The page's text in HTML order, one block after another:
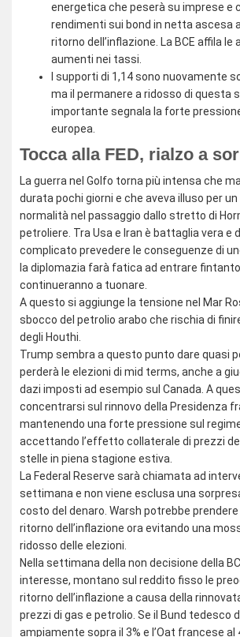
energetica che peserà su imprese e
rendimenti sui bond in netta ascesa
ritorno dell’inflazione. La BCE affila le
aumenti nei tassi.
I supporti di 1,14 sono nuovamente
ma il permanere a ridosso di questa
importante segnala la forte
europea.
Tocca alla FED, rialzo a
La guerra nel Golfo torna più intensa che
durata pochi giorni e che aveva illuso per
normalità nel passaggio dallo stretto di
petroliere. Tra Usa e Iran è battaglia vera e
complicato prevedere le conseguenze di
la diplomazia farà fatica ad entrare
continueranno a tuonare.
A questo si aggiunge la tensione nel Mar
sbocco del petrolio arabo che rischia di
degli Houthi.
Trump sembra a questo punto dare quasi
perderà le elezioni di mid terms, anche a
dazi imposti ad esempio sul Canada. A
concentrarsi sul rinnovo della Presidenza
mantenendo una forte pressione sul
accettando l’effetto collaterale di prezzi
stelle in piena stagione estiva.
La Federal Reserve sarà chiamata ad
settimana e non viene esclusa una
costo del denaro. Warsh potrebbe
ritorno dell’inflazione ora evitando una
ridosso delle elezioni.
Nella settimana della non decisione della
interesse, montano sul reddito fisso le
ritorno dell’inflazione a causa della
prezzi di gas e petrolio. Se il Bund tedesco
ampiamente sopra il 3% e l’Oat francese al